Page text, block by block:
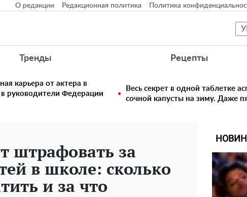
О редакции Редакционная политика Политика
Тренды Рецепты
карьера от актера в
руководители Федерации
Весь секрет в одной таблетке
сочной капусты на зиму. Даже
штрафовать за
в школе: сколько
и за что